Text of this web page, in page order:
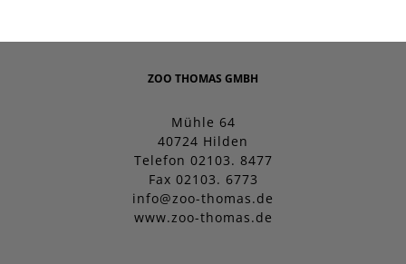
ZOO THOMAS GMBH
Mühle 64
40724 Hilden
Telefon 02103. 8477
Fax 02103. 6773
info@zoo-thomas.de
www.zoo-thomas.de